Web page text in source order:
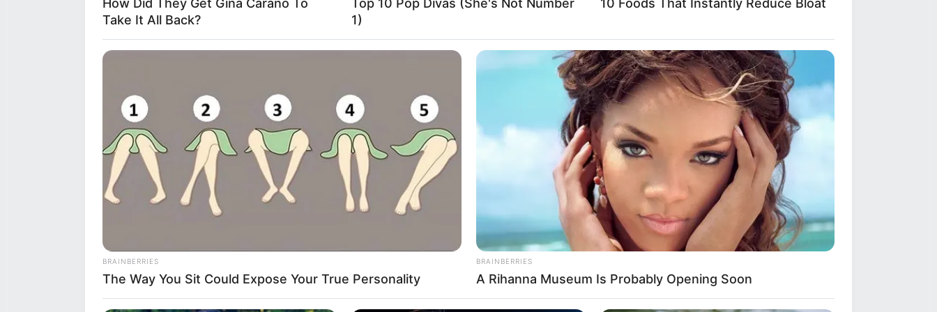
«Άγιος Ανδρέας»
Απάτη με τρακτέρ στην
Εύβοια: Έκανε φτερά
προκαταβολή 2.480€
Σκιάθος: Φυλάκιση 15
μηνών στη Βρετανίδα
15χρονη κόρη της και
προκάλεσε επεισόδιο
στο Κέντρο Υγείας
αγριογούρουνα. Κάτω από συνθήκες που ερευνώνται, ο
63χρονος πυροβόλησε, εκτιμώντας ότι στόχευε κάποιο
θήραμα. Ωστόσο, τα σκάγια έπληξαν τον 71χρονο, ο οποίος
Αμέσως μετά τον τραυματισμό, ο 71χρονος μεταφέρθηκε
στο Πανεπιστημιακό Νοσοκομείο Ιωαννίνων για την παροχή
ιατρικής φροντίδας.
Στο σημείο έφτασαν δυνάμεις της Αστυνομίας, οι οποίες
διενεργούν προανάκριση για να εξακριβώσουν τις ακριβείς
συνθήκες κάτω από τις οποίες συνέβη το ατύχημα.
How Did They Get Gina Carano To
Take It All Back?
Top 10 Pop Divas (She's Not Number
1)
10 Foods That Instantly Reduce Bloat
BRAINBERRIES
The Way You Sit Could Expose Your True Personality
BRAINBERRIES
A Rihanna Museum Is Probably Opening Soon